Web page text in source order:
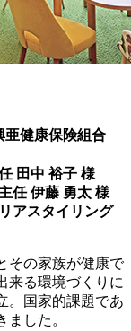
亜健康保険組合
田中 裕子 様
任 伊藤 勇太 様
アスタイリング
その家族が健康で
来る環境づくりに
。国家的課題であ
した。